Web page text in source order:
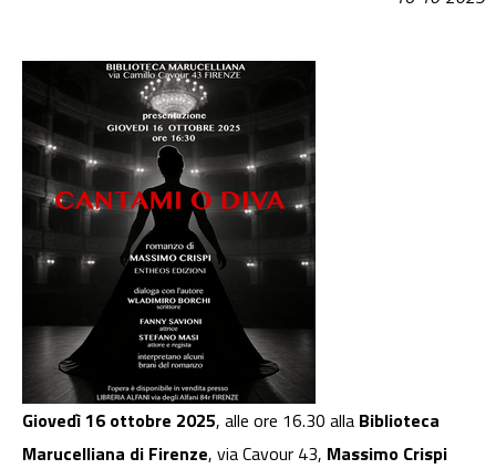
Giovedì 16 ottobre 2025, alle ore 16.30 alla Biblioteca
Marucelliana di Firenze, via Cavour 43, Massimo Crispi